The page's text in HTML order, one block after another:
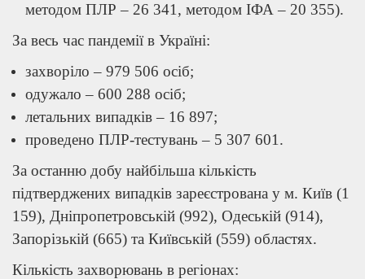
методом ПЛР – 26 341, методом ІФА – 20 355).
За весь час пандемії в Україні:
захворіло – 979 506 осіб;
одужало – 600 288 осіб;
летальних випадків – 16 897;
проведено ПЛР-тестувань – 5 307 601.
За останню добу найбільша кількість
підтверджених випадків зареєстрована у м. Київ (1
159), Дніпропетровській (992), Одеській (914),
Запорізькій (665) та Київській (559) областях.
Кількість захворювань в регіонах: